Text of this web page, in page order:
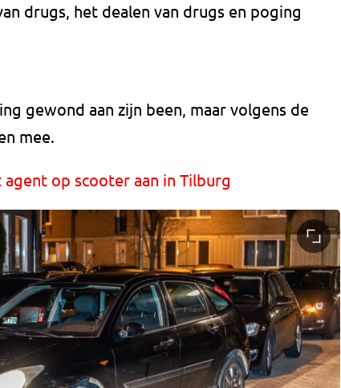
drugs, het dealen van drugs en poging
gewond aan zijn been, maar volgens de
mee.
op scooter aan in Tilburg